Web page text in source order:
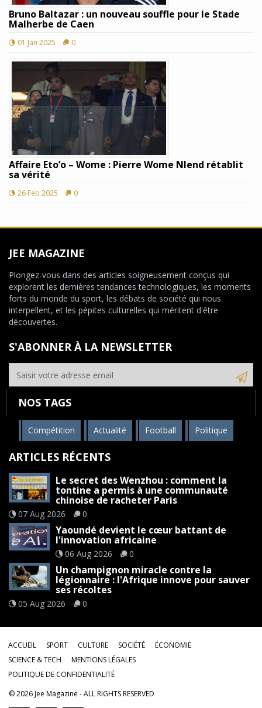
Bruno Baltazar : un nouveau souffle pour le Stade
Malherbe de Caen
01 Jan 2025 0
Affaire Eto’o – Wome : Pierre Wome Nlend rétablit
sa vérité
26 Feb 2025 0
JEE MAGAZINE
Plongez-vous dans des articles soigneusement conçus qui
explorent les dernières tendances technologiques, les moments
forts du monde du sport, les débats de société qui nous
interpellent, et les pépites culturelles qui méritent d'être
découvertes.
S'ABONNER À LA NEWSLETTER
NOS TAGS
Compétition Actualité Football Politique
ARTICLES RÉCENTS
Le secret des Wenzhou : comment la
tontine a permis à une communauté
chinoise de racheter Paris
07 Aug 2026 0
Yaoundé devient le cœur battant de
l'innovation africaine
06 Aug 2026 0
Un champignon miracle contre la
légionnaire : l'Afrique innove pour sauver
ses récoltes
05 Aug 2026 0
ACCUEIL SPORT CULTURE SOCIÉTÉ
ÉCONOMIE
SCIENCE & TECH
MENTIONS LÉGALES
POLITIQUE DE CONFIDENTIALITÉ
©2026Jee Magazine - ALL RIGHTS RESERVED